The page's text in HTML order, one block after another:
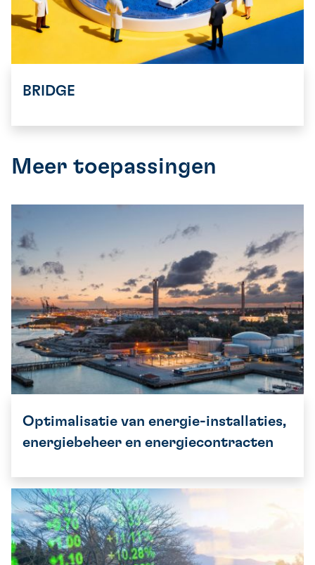
BRIDGE
Meer toepassingen
Optimalisatie van energie-installaties,
energiebeheer en energiecontracten